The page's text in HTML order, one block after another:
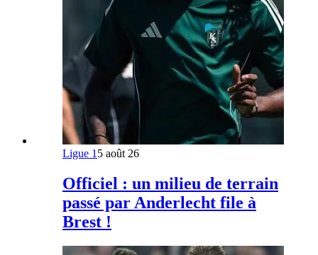
Ligue 1 5 août 26
Officiel : un milieu de terrain
passé par Anderlecht file à
Brest !